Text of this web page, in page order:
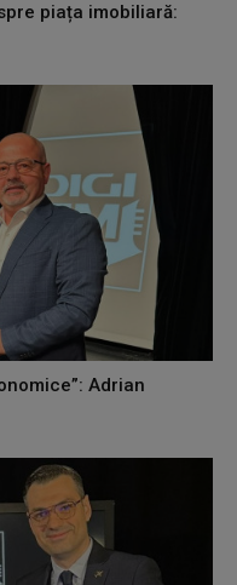
piața imobiliară:
Adrian